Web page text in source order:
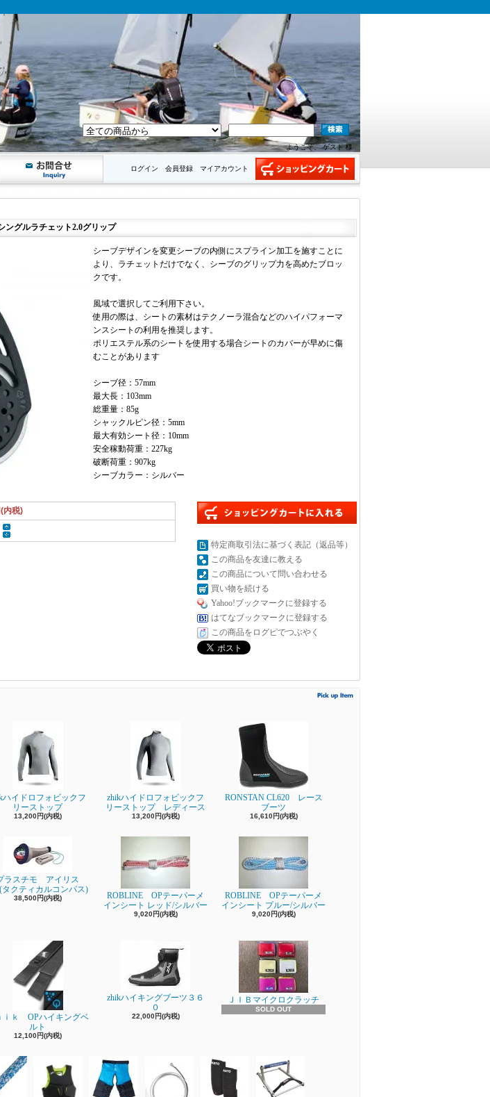
ようこそ、 ゲスト 様
マイアカウント
会員登録
ログイン
ングルラチェット2.0グリップ
シーブデザインを変更シーブの内側にスプライン加工を施すことに
より、ラチェットだけでなく、シーブのグリップ力を高めたブロッ
クです。
風域で選択してご利用下さい。
使用の際は、シートの素材はテクノーラ混合などのハイパフォーマ
ンスシートの利用を推奨します。
ポリエステル系のシートを使用する場合シートのカバーが早めに傷
むことがあります
シーブ径：57mm
最大長：103mm
総重量：85g
シャックルピン径：5mm
最大有効シート径：10mm
安全稼動荷重：227kg
破断荷重：907kg
シーブカラー：シルバー
内税)
特定商取引法に基づく表記（返品等）
この商品を友達に教える
この商品について問い合わせる
買い物を続ける
Yahoo!ブックマークに登録する
はてなブックマークに登録する
この商品をログピでつぶやく
ハイドロフォビックフ
リーストップ
13,200円(内税)
zhikハイドロフォビックフ
リーストップ レディース
13,200円(内税)
RONSTAN CL620 レース
ブーツ
16,610円(内税)
ラスチモ アイリス
タクティカルコンパス)
38,500円(内税)
ROBLINE OPテーパーメ
インシート レッド/シルバー
9,020円(内税)
ROBLINE OPテーパーメ
インシート プルー/シルバー
9,020円(内税)
ｉｋ OPハイキングベ
ルト
12,100円(内税)
zhikハイキングブーツ３６
０
22,000円(内税)
ＪＩＢマイクロクラッチ
SOLD OUT